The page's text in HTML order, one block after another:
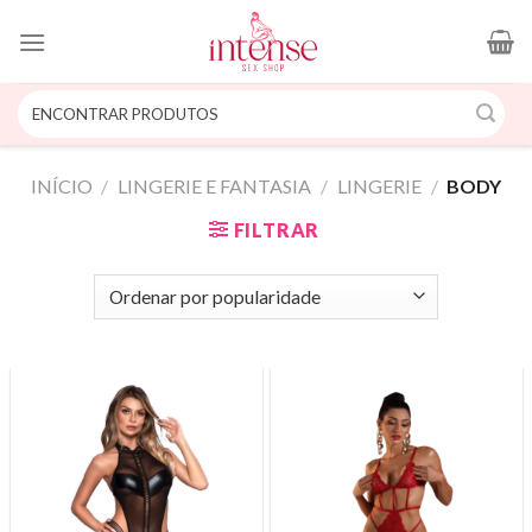
por:
INÍCIO / LINGERIE E FANTASIA / LINGERIE / BODY
FILTRAR